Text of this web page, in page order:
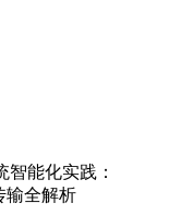
智能化实践：
输全解析